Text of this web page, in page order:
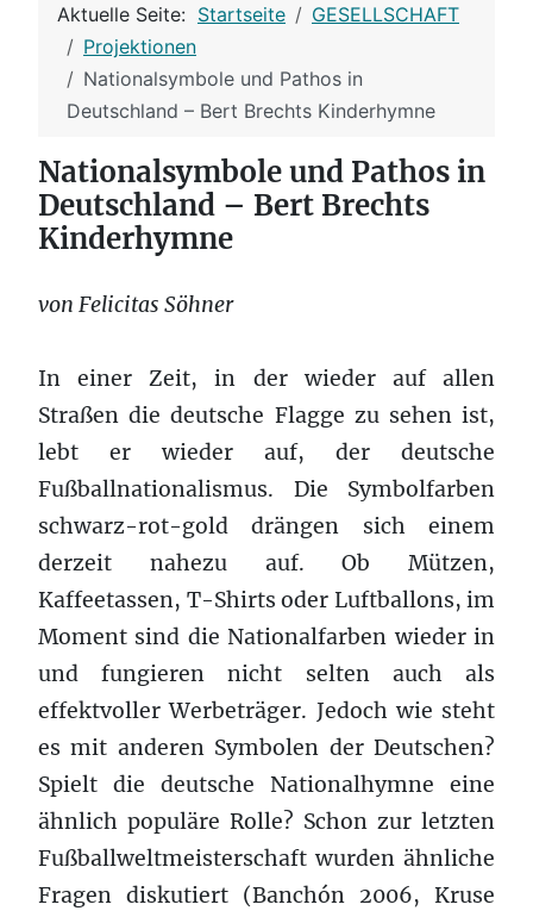
Aktuelle Seite: Startseite
GESELLSCHAFT
Projektionen
Nationalsymbole und Pathos in
Deutschland – Bert Brechts Kinderhymne
Nationalsymbole und Pathos in
Deutschland – Bert Brechts
Kinderhymne
von Felicitas Söhner
In einer Zeit, in der wieder auf allen
Straßen die deutsche Flagge zu sehen ist,
lebt er wieder auf, der deutsche
Fußballnationalismus. Die Symbolfarben
schwarz-rot-gold drängen sich einem
derzeit nahezu auf. Ob Mützen,
Kaffeetassen, T-Shirts oder Luftballons, im
Moment sind die Nationalfarben wieder in
und fungieren nicht selten auch als
effektvoller Werbeträger. Jedoch wie steht
es mit anderen Symbolen der Deutschen?
Spielt die deutsche Nationalhymne eine
ähnlich populäre Rolle? Schon zur letzten
Fußballweltmeisterschaft wurden ähnliche
Fragen diskutiert (Banchón 2006, Kruse